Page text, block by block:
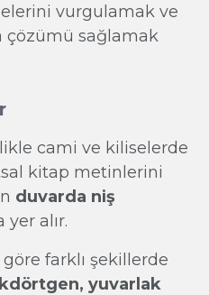
vurgulamak ve
çözümü sağlamak
cami ve kiliselerde
kitap metinlerini
duvarda niş
yer alır.
farklı şekillerde
yuvarlak